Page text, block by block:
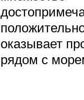
оказывает
рядом с